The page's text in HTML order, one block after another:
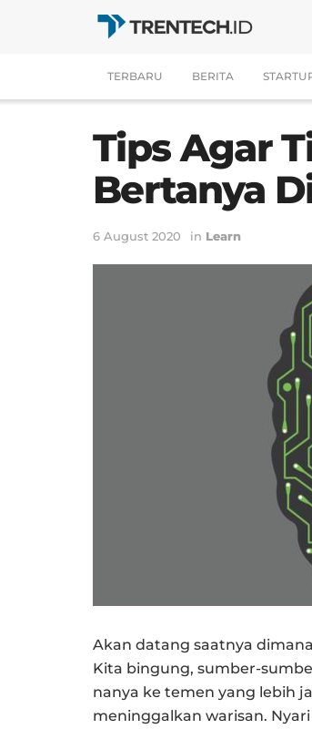
TERBARU BERITA
Tips Agar
Bertanya
6 August 2020 in Learn
Akan datang saatnya
Kita bingung, sumber-
nanya ke temen yang lebih
meninggalkan warisan.